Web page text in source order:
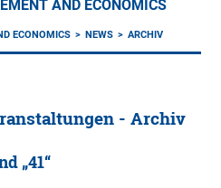
AND ECONOMICS
ECONOMICS NEWS ARCHIV
- Archiv
„41“